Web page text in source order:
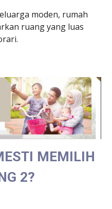
moden, rumah
ruang yang luas
MEMILIH
2?